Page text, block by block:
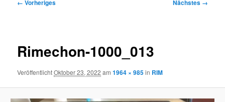
← Vorheriges Nächstes →
Rimechon-1000_013
VeröffentlichtOktober 23, 2022 am1964 × 985in RIM